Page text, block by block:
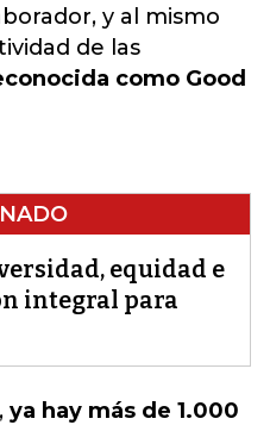
y al mismo
de las
como Good
equidad e
integral para
ya hay más de 1.000